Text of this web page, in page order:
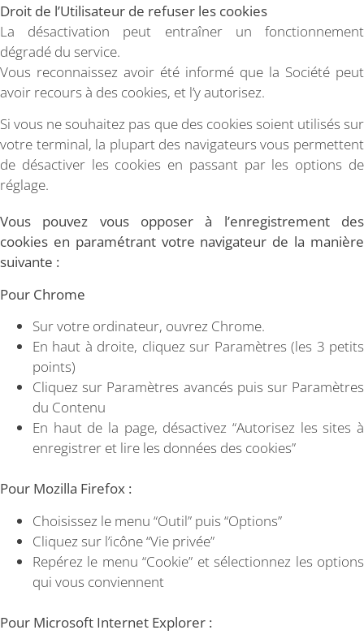
Droit de l’Utilisateur de refuser les cookies
La désactivation peut entraîner un fonctionnement
dégradé du service.
Vous reconnaissez avoir été informé que la Société peut
avoir recours à des cookies, et l’y autorisez.
Si vous ne souhaitez pas que des cookies soient utilisés sur
votre terminal, la plupart des navigateurs vous permettent
de désactiver les cookies en passant par les options de
réglage.
Vous pouvez vous opposer à l’enregistrement des
cookies en paramétrant votre navigateur de la manière
suivante :
Pour Chrome
Sur votre ordinateur, ouvrez Chrome.
En haut à droite, cliquez sur Paramètres (les 3 petits
points)
Cliquez sur Paramètres avancés puis sur Paramètres
du Contenu
En haut de la page, désactivez “Autorisez les sites à
enregistrer et lire les données des cookies”
Pour Mozilla Firefox :
Choisissez le menu “Outil” puis “Options”
Cliquez sur l’icône “Vie privée”
Repérez le menu “Cookie” et sélectionnez les options
qui vous conviennent
Pour Microsoft Internet Explorer :